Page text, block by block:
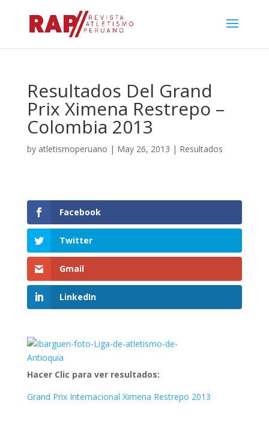
Resultados Del Grand
Prix Ximena Restrepo –
Colombia 2013
by atletismoperuano | May 26, 2013 | Resultados
Facebook
Twitter
Gmail
LinkedIn
Hacer Clic para ver resultados:
Grand Prix Internacional Ximena Restrepo 2013